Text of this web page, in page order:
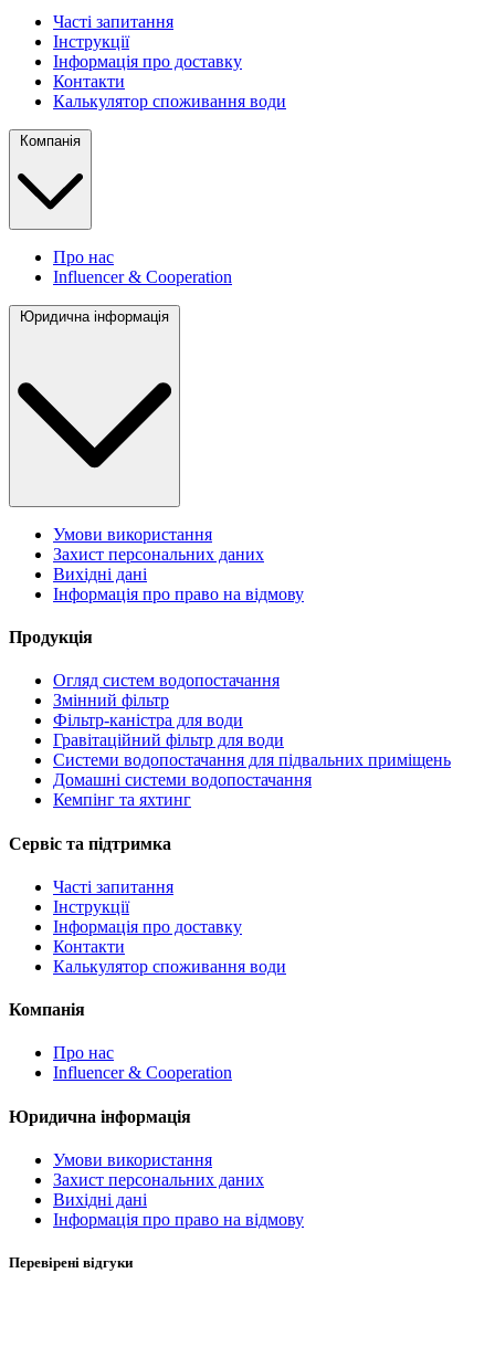
Часті запитання
Інструкції
Інформація про доставку
Контакти
Калькулятор споживання води
Компанія
Про нас
Influencer & Cooperation
Юридична інформація
Умови використання
Захист персональних даних
Вихідні дані
Інформація про право на відмову
Продукція
Огляд систем водопостачання
Змінний фільтр
Фільтр-каністра для води
Гравітаційний фільтр для води
Системи водопостачання для підвальних приміщень
Домашні системи водопостачання
Кемпінг та яхтинг
Сервіс та підтримка
Часті запитання
Інструкції
Інформація про доставку
Контакти
Калькулятор споживання води
Компанія
Про нас
Influencer & Cooperation
Юридична інформація
Умови використання
Захист персональних даних
Вихідні дані
Інформація про право на відмову
Перевірені відгуки